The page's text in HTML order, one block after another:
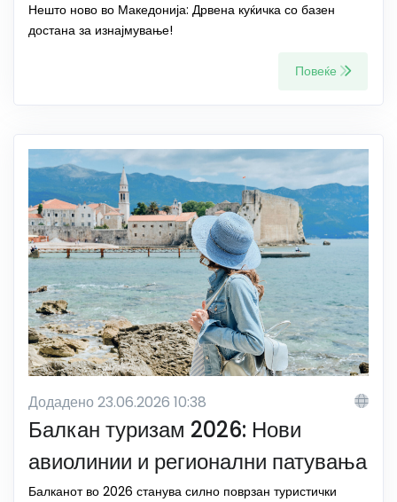
Нешто ново во Македонија: Дрвена куќичка со базен
достана за изнајмување!
Повеќе
Додадено 23.06.2026 10:38
Балкан туризам 2026: Нови
авиолинии и регионални патувања
Балканот во 2026 станува силно поврзан туристички